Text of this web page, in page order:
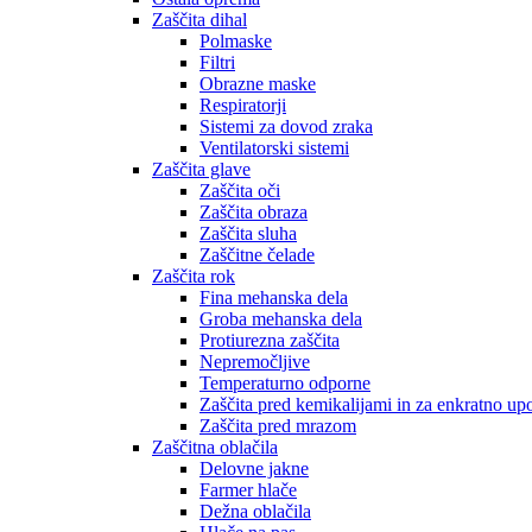
Zaščita dihal
Polmaske
Filtri
Obrazne maske
Respiratorji
Sistemi za dovod zraka
Ventilatorski sistemi
Zaščita glave
Zaščita oči
Zaščita obraza
Zaščita sluha
Zaščitne čelade
Zaščita rok
Fina mehanska dela
Groba mehanska dela
Protiurezna zaščita
Nepremočljive
Temperaturno odporne
Zaščita pred kemikalijami in za enkratno
Zaščita pred mrazom
Zaščitna oblačila
Delovne jakne
Farmer hlače
Dežna oblačila